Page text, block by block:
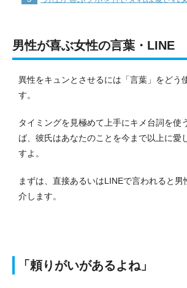
男性が喜ぶ女性の言葉・LINE
異性をキュンとさせるには「言葉」をどう
す。
タイミングを見極めて上手にキメ台詞を使
ば、彼氏はあなたのことを今まで以上に愛
すよ。
まずは、直接あるいはLINEで言われると男
介します。
「頼りがいがあるよね」